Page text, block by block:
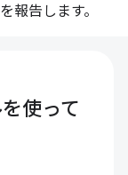
報告します。
使って